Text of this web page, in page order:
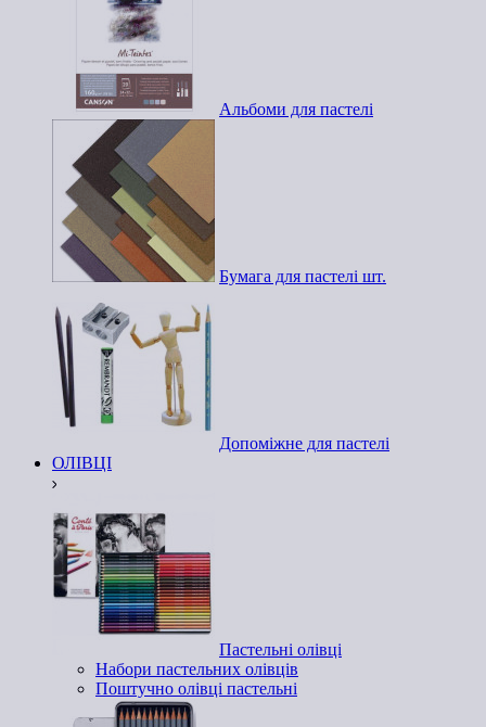
Альбоми для пастелі
Бумага для пастелі шт.
Допоміжне для пастелі
ОЛІВЦІ
Пастельні олівці
Набори пастельних олівців
Поштучно олівці пастельні